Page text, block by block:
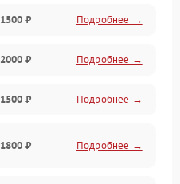
1500 ₽ Подробнее →
2000 ₽ Подробнее →
1500 ₽ Подробнее →
1800 ₽ Подробнее →